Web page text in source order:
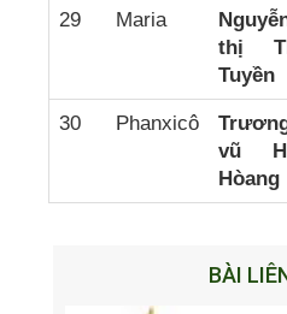
29 Maria
thị
Tuyền
30 Phanxicô
vũ
Hòang
BÀI